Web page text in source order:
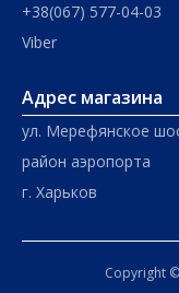
+38(067) 577-04-03
Viber
Адрес магазина
ул. Мерефянское
район аэропорта
г. Харьков
Copyright